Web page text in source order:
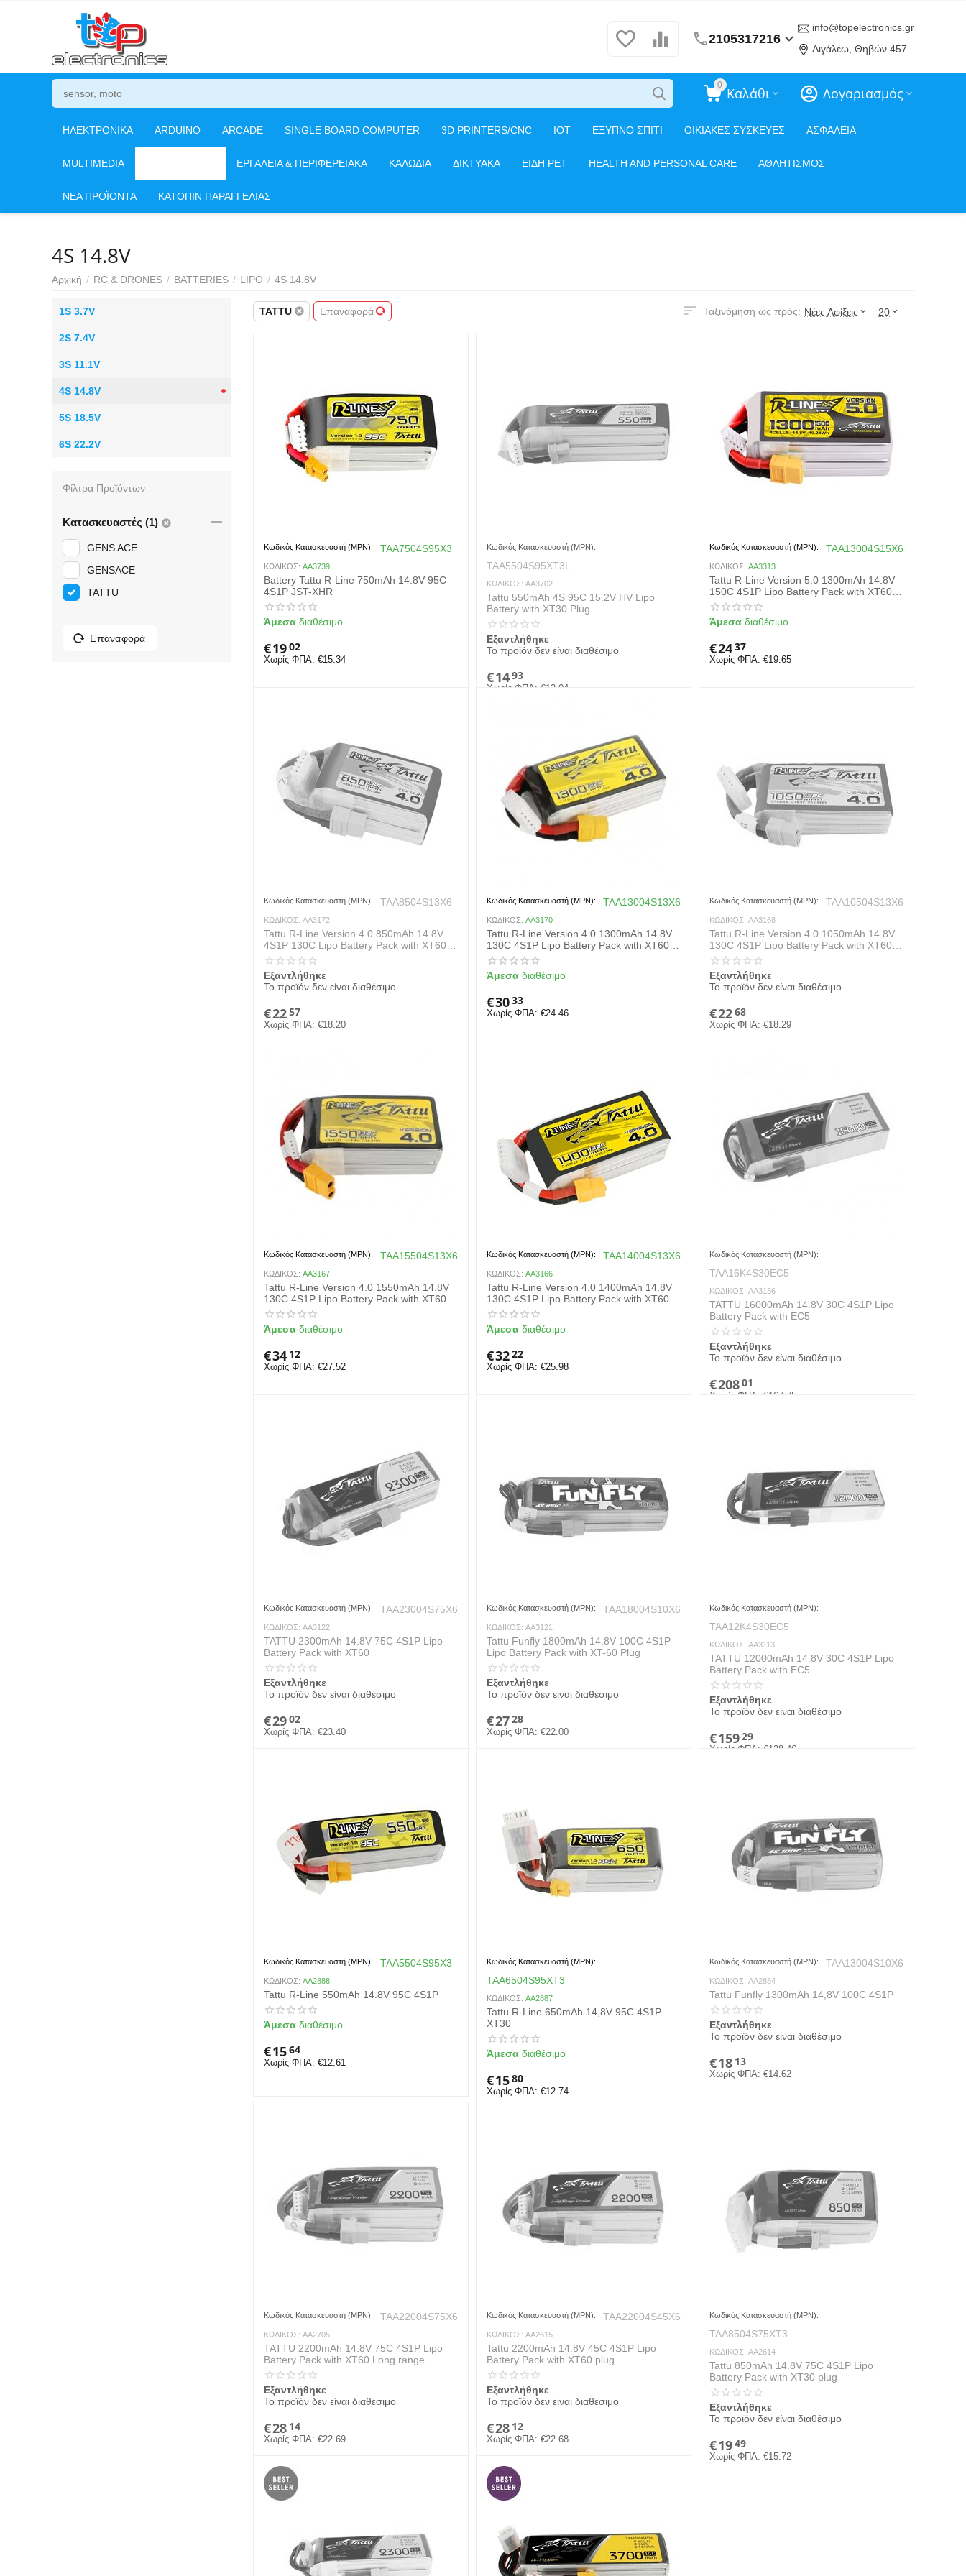
2105317216
info@topelectronics.gr
Αιγάλεω, Θηβών 457
Λογαριασμός
0 Καλάθι
ΗΛΕΚΤΡΟΝΙΚΑ ARDUINO ARCADE SINGLE BOARD COMPUTER 3D PRINTERS/CNC IOT ΕΞΥΠΝΟ ΣΠΙΤΙ ΟΙΚΙΑΚΕΣ ΣΥΣΚΕΥΕΣ ΑΣΦΑΛΕΙΑ
MULTIMEDIA ΕΡΓΑΛΕΙΑ & ΠΕΡΙΦΕΡΕΙΑΚΑ ΚΑΛΩΔΙΑ ΔΙΚΤΥΑΚΑ ΕΙΔΗ PET HEALTH AND PERSONAL CARE ΑΘΛΗΤΙΣΜΟΣ
ΝΕΑ ΠΡΟΪΟΝΤΑ ΚΑΤΟΠΙΝ ΠΑΡΑΓΓΕΛΙΑΣ
4S 14.8V
Αρχική / RC & DRONES / BATTERIES / LIPO / 4S 14.8V
TATTU Επαναφορά Ταξινόμηση ως πρός: Νέες Αφίξεις 20
Κωδικός Κατασκευαστή (MPN): TAA7504S95X3
ΚΩΔΙΚΟΣ: AA3739
Battery Tattu R-Line 750mAh 14.8V 95C
4S1P JST-XHR
Άμεσα διαθέσιμο
€1902
Χωρίς ΦΠΑ: €15.34
Κωδικός Κατασκευαστή (MPN):
TAA5504S95XT3L
ΚΩΔΙΚΟΣ: AA3702
Tattu 550mAh 4S 95C 15.2V HV Lipo
Battery with XT30 Plug
Εξαντλήθηκε
Το προϊόν δεν είναι διαθέσιμο
€1493
Χωρίς ΦΠΑ: €12.04
Κωδικός Κατασκευαστή (MPN): TAA13004S15X6
ΚΩΔΙΚΟΣ: AA3313
Tattu R-Line Version 5.0 1300mAh 14.8V
150C 4S1P Lipo Battery Pack with XT60
Plug
Άμεσα διαθέσιμο
€2437
Χωρίς ΦΠΑ: €19.65
Κωδικός Κατασκευαστή (MPN): TAA8504S13X6
ΚΩΔΙΚΟΣ: AA3172
Tattu R-Line Version 4.0 850mAh 14.8V
4S1P 130C Lipo Battery Pack with XT60
Plug
Εξαντλήθηκε
Το προϊόν δεν είναι διαθέσιμο
€2257
Χωρίς ΦΠΑ: €18.20
Κωδικός Κατασκευαστή (MPN): TAA13004S13X6
ΚΩΔΙΚΟΣ: AA3170
Tattu R-Line Version 4.0 1300mAh 14.8V
130C 4S1P Lipo Battery Pack with XT60
Plug
Άμεσα διαθέσιμο
€3033
Χωρίς ΦΠΑ: €24.46
Κωδικός Κατασκευαστή (MPN): TAA10504S13X6
ΚΩΔΙΚΟΣ: AA3168
Tattu R-Line Version 4.0 1050mAh 14.8V
130C 4S1P Lipo Battery Pack with XT60
Plug
Εξαντλήθηκε
Το προϊόν δεν είναι διαθέσιμο
€2268
Χωρίς ΦΠΑ: €18.29
Κωδικός Κατασκευαστή (MPN): TAA15504S13X6
ΚΩΔΙΚΟΣ: AA3167
Tattu R-Line Version 4.0 1550mAh 14.8V
130C 4S1P Lipo Battery Pack with XT60
Plug
Άμεσα διαθέσιμο
€34 12
Χωρίς ΦΠΑ: €27.52
Κωδικός Κατασκευαστή (MPN): TAA14004S13X6
ΚΩΔΙΚΟΣ: AA3166
Tattu R-Line Version 4.0 1400mAh 14.8V
130C 4S1P Lipo Battery Pack with XT60
Plug
Άμεσα διαθέσιμο
€3222
Χωρίς ΦΠΑ: €25.98
Κωδικός Κατασκευαστή (MPN):
TAA16K4S30EC5
ΚΩΔΙΚΟΣ: AA3136
TATTU 16000mAh 14.8V 30C 4S1P Lipo
Battery Pack with EC5
Εξαντλήθηκε
Το προϊόν δεν είναι διαθέσιμο
€20801
Χωρίς ΦΠΑ: €167.75
Κωδικός Κατασκευαστή (MPN): TAA23004S75X6
ΚΩΔΙΚΟΣ: AA3122
TATTU 2300mAh 14.8V 75C 4S1P Lipo
Battery Pack with XT60
Εξαντλήθηκε
Το προϊόν δεν είναι διαθέσιμο
€2902
Χωρίς ΦΠΑ: €23.40
Κωδικός Κατασκευαστή (MPN): TAA18004S10X6
ΚΩΔΙΚΟΣ: AA3121
Tattu Funfly 1800mAh 14.8V 100C 4S1P
Lipo Battery Pack with XT-60 Plug
Εξαντλήθηκε
Το προϊόν δεν είναι διαθέσιμο
€2728
Χωρίς ΦΠΑ: €22.00
Κωδικός Κατασκευαστή (MPN):
TAA12K4S30EC5
ΚΩΔΙΚΟΣ: AA3113
TATTU 12000mAh 14.8V 30C 4S1P Lipo
Battery Pack with EC5
Εξαντλήθηκε
Το προϊόν δεν είναι διαθέσιμο
€15929
Χωρίς ΦΠΑ: €128.46
Κωδικός Κατασκευαστή (MPN): TAA5504S95X3
ΚΩΔΙΚΟΣ: AA2888
Tattu R-Line 550mAh 14.8V 95C 4S1P
Άμεσα διαθέσιμο
€1564
Χωρίς ΦΠΑ: €12.61
Κωδικός Κατασκευαστή (MPN):
TAA6504S95XT3
ΚΩΔΙΚΟΣ: AA2887
Tattu R-Line 650mAh 14,8V 95C 4S1P
XT30
Άμεσα διαθέσιμο
€1580
Χωρίς ΦΠΑ: €12.74
Κωδικός Κατασκευαστή (MPN): TAA13004S10X6
ΚΩΔΙΚΟΣ: AA2884
Tattu Funfly 1300mAh 14,8V 100C 4S1P
Εξαντλήθηκε
Το προϊόν δεν είναι διαθέσιμο
€18 13
Χωρίς ΦΠΑ: €14.62
Κωδικός Κατασκευαστή (MPN): TAA22004S75X6
ΚΩΔΙΚΟΣ: AA2705
TATTU 2200mAh 14.8V 75C 4S1P Lipo
Battery Pack with XT60 Long range
version
Εξαντλήθηκε
Το προϊόν δεν είναι διαθέσιμο
€28 14
Χωρίς ΦΠΑ: €22.69
Κωδικός Κατασκευαστή (MPN): TAA22004S45X6
ΚΩΔΙΚΟΣ: AA2615
Tattu 2200mAh 14.8V 45C 4S1P Lipo
Battery Pack with XT60 plug
Εξαντλήθηκε
Το προϊόν δεν είναι διαθέσιμο
€28 12
Χωρίς ΦΠΑ: €22.68
Κωδικός Κατασκευαστή (MPN):
TAA8504S75XT3
ΚΩΔΙΚΟΣ: AA2614
Tattu 850mAh 14.8V 75C 4S1P Lipo
Battery Pack with XT30 plug
Εξαντλήθηκε
Το προϊόν δεν είναι διαθέσιμο
€1949
Χωρίς ΦΠΑ: €15.72
1S 3.7V
2S 7.4V
3S 11.1V
4S 14.8V
5S 18.5V
6S 22.2V
Φίλτρα Προϊόντων
Κατασκευαστές (1)
GENS ACE
GENSACE
TATTU
Επαναφορά